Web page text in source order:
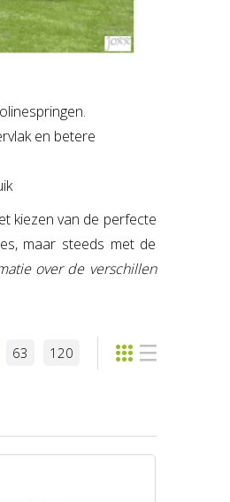
en betere
kiezen van de perfecte
maar steeds met de
over de verschillen
63 120